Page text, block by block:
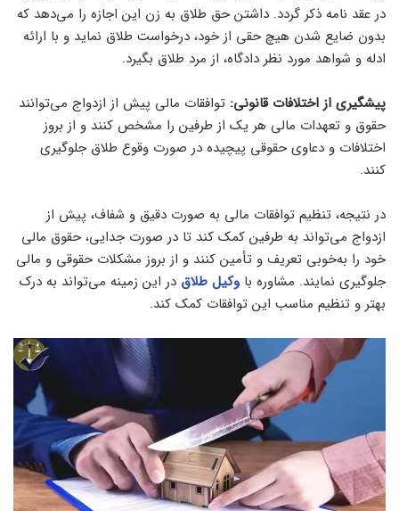
در عقد نامه ذکر گردد. داشتن حق طلاق به زن این اجازه را می‌دهد که
بدون ضایع شدن هیچ حقی از خود، درخواست طلاق نماید و با ارائه
ادله و شواهد مورد نظر دادگاه، از مرد طلاق بگیرد.
پیشگیری از اختلافات قانونی: توافقات مالی پیش از ازدواج می‌توانند
حقوق و تعهدات مالی هر یک از طرفین را مشخص کنند و از بروز
اختلافات و دعاوی حقوقی پیچیده در صورت وقوع طلاق جلوگیری
کنند.
در نتیجه، تنظیم توافقات مالی به صورت دقیق و شفاف، پیش از
ازدواج می‌تواند به طرفین کمک کند تا در صورت جدایی، حقوق مالی
خود را به‌خوبی تعریف و تأمین کنند و از بروز مشکلات حقوقی و مالی
جلوگیری نمایند. مشاوره با وکیل طلاق در این زمینه می‌تواند به درک
بهتر و تنظیم مناسب این توافقات کمک کند.